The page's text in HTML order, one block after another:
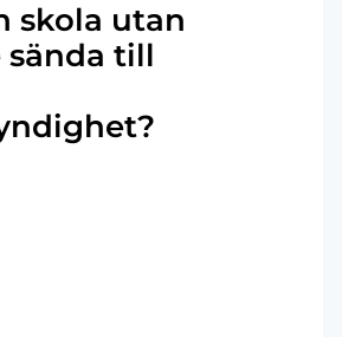
skola utan
sända till